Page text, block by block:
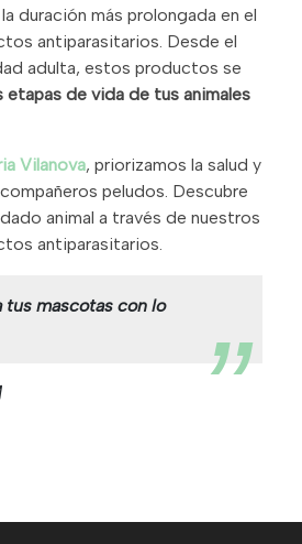
duración más prolongada en el
antiparasitarios. Desde el
adulta, estos productos se
etapas de vida de tus animales
Vilanova, priorizamos la salud y
peludos. Descubre
animal a través de nuestros
antiparasitarios.
tus mascotas con lo